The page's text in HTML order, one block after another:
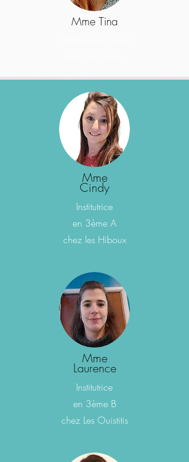
Mme Tina
Mme
Cindy
Institutrice
en 3ème A
chez les Hiboux
Mme
Laurence
Institutrice
en 3ème B
chez Les Ouistitis